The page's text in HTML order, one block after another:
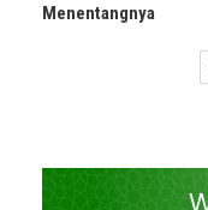
Menentangnya